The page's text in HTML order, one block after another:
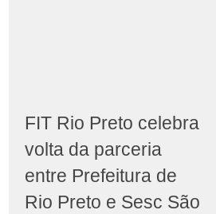
FIT Rio Preto celebra
volta da parceria
entre Prefeitura de
Rio Preto e Sesc São